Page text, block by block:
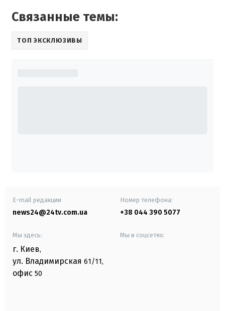
Связанные темы:
ТОП ЭКСКЛЮЗИВЫ
E-mail редакции
news24@24tv.com.ua
Номер телефона:
+38 044 390 5077
Мы здесь:
г. Киев,
ул. Владимирская 61/11,
офис 50
Мы в соцсетях: